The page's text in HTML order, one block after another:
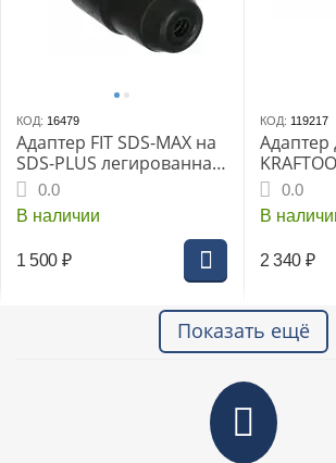
КОД: 16479
Адаптер FIT SDS-MAX на
SDS-PLUS легированная
сталь
0.0
В наличии
1 500 ₽
КОД: 119217
Адаптер
гибкий
0.0
В
2 340 ₽
Показать ещё